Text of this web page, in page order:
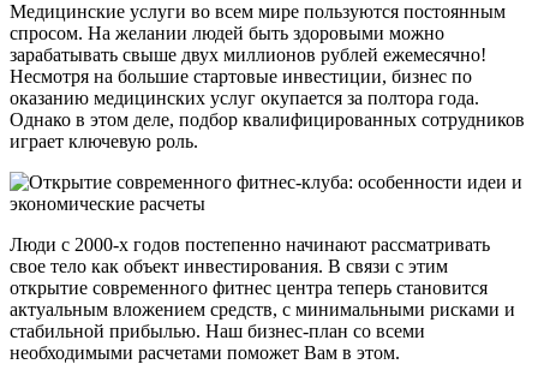
Медицинские услуги во всем мире пользуются постоянным
спросом. На желании людей быть здоровыми можно
зарабатывать свыше двух миллионов рублей ежемесячно!
Несмотря на большие стартовые инвестиции, бизнес по
оказанию медицинских услуг окупается за полтора года.
Однако в этом деле, подбор квалифицированных сотрудников
играет ключевую роль.
Люди с 2000-х годов постепенно начинают рассматривать
свое тело как объект инвестирования. В связи с этим
открытие современного фитнес центра теперь становится
актуальным вложением средств, с минимальными рисками и
стабильной прибылью. Наш бизнес-план со всеми
необходимыми расчетами поможет Вам в этом.